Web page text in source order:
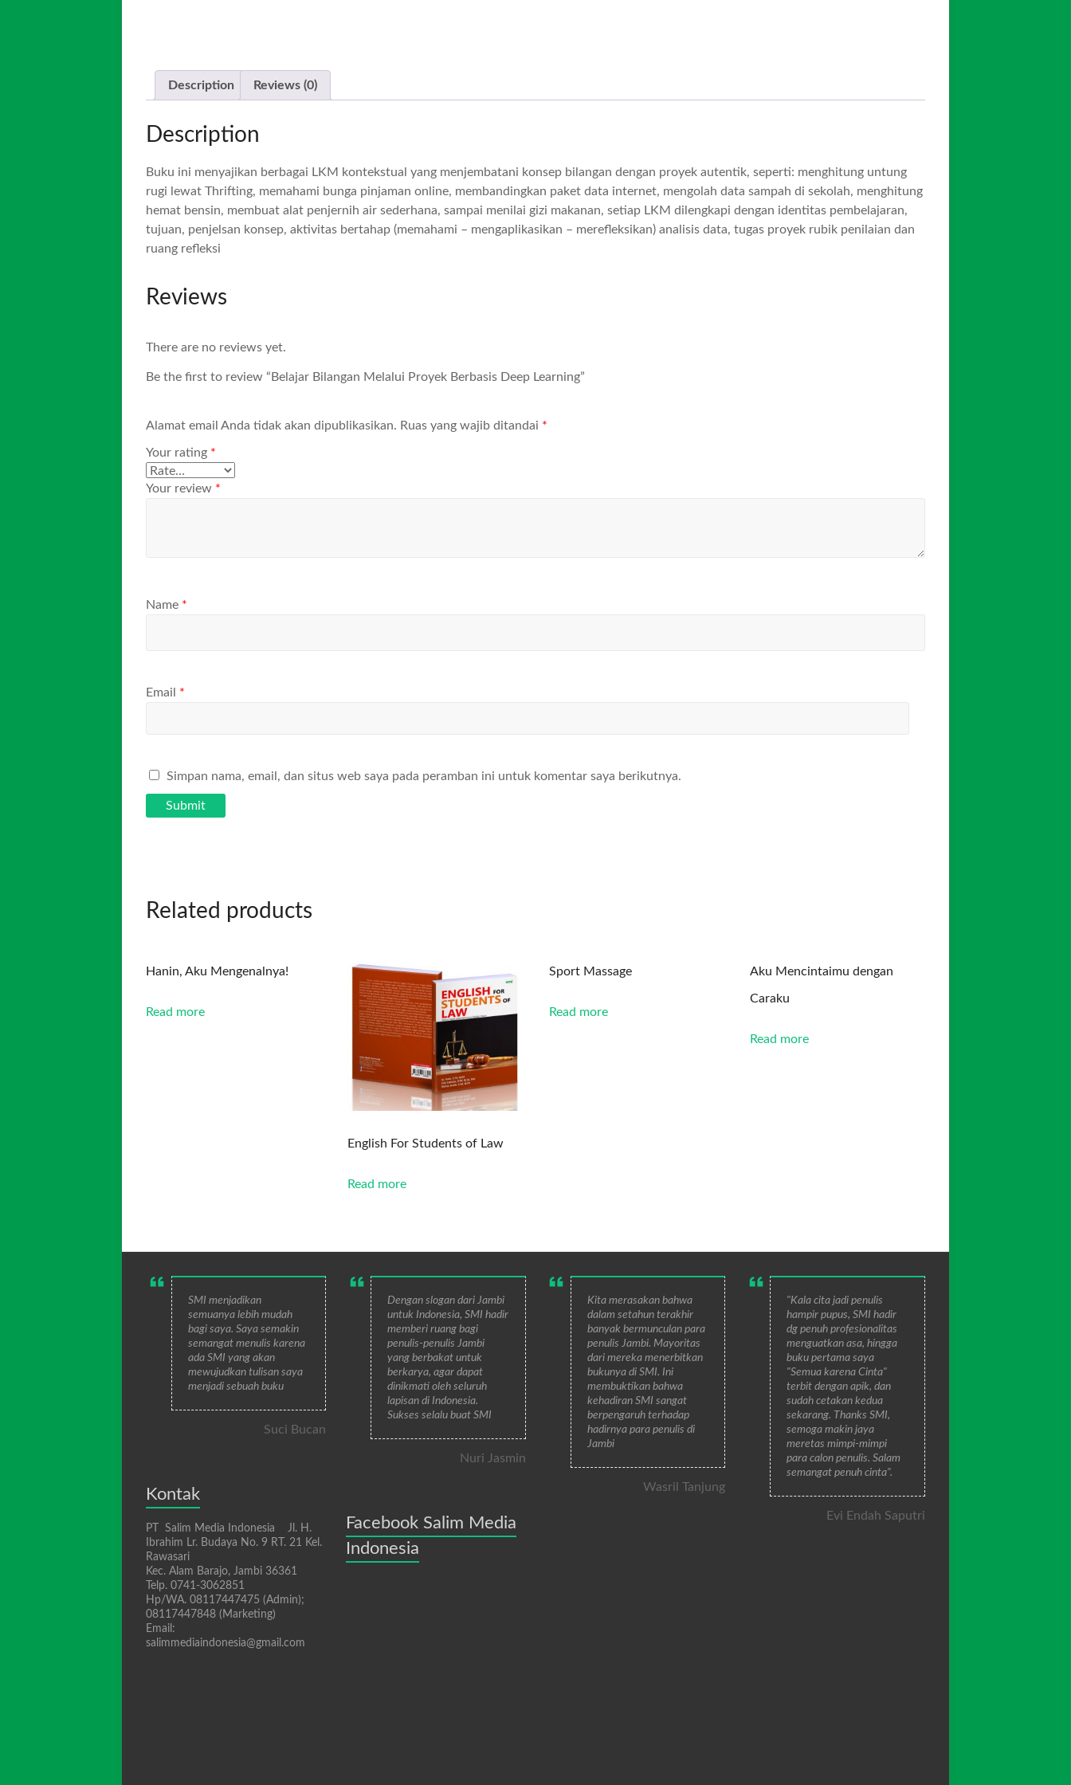
Description Reviews (0)
Description
Buku ini menyajikan berbagai LKM kontekstual yang menjembatani konsep bilangan dengan proyek autentik, seperti: menghitung untung
rugi lewat Thrifting, memahami bunga pinjaman online, membandingkan paket data internet, mengolah data sampah di sekolah, menghitung
hemat bensin, membuat alat penjernih air sederhana, sampai menilai gizi makanan, setiap LKM dilengkapi dengan identitas pembelajaran,
tujuan, penjelsan konsep, aktivitas bertahap (memahami – mengaplikasikan – merefleksikan) analisis data, tugas proyek rubik penilaian dan
ruang refleksi
Reviews
There are no reviews yet.
Be the first to review “Belajar Bilangan Melalui Proyek Berbasis Deep Learning”
Alamat email Anda tidak akan dipublikasikan. Ruas yang wajib ditandai *
Your rating *
Your review *
Name *
Email *
Simpan nama, email, dan situs web saya pada peramban ini untuk komentar saya berikutnya.
Related products
Hanin, Aku Mengenalnya!
Read more
English For Students of Law
Read more
Sport Massage
Read more
Aku Mencintaimu dengan
Caraku
Read more
SMI menjadikan
semuanya lebih mudah
bagi saya. Saya semakin
semangat menulis karena
ada SMI yang akan
mewujudkan tulisan saya
menjadi sebuah buku
Suci Bucan
Kontak
PT Salim Media Indonesia Jl. H.
Ibrahim Lr. Budaya No. 9 RT. 21 Kel.
Rawasari
Kec. Alam Barajo, Jambi 36361
Telp. 0741-3062851
Hp/WA. 08117447475 (Admin);
08117447848 (Marketing)
Email:
salimmediaindonesia@gmail.com
Dengan slogan dari Jambi
untuk Indonesia, SMI hadir
memberi ruang bagi
penulis-penulis Jambi
yang berbakat untuk
berkarya, agar dapat
dinikmati oleh seluruh
lapisan di Indonesia.
Sukses selalu buat SMI
Nuri Jasmin
Facebook Salim Media
Indonesia
Kita merasakan bahwa
dalam setahun terakhir
banyak bermunculan para
penulis Jambi. Mayoritas
dari mereka menerbitkan
bukunya di SMI. Ini
membuktikan bahwa
kehadiran SMI sangat
berpengaruh terhadap
hadirnya para penulis di
Jambi
Wasril Tanjung
"Kala cita jadi penulis
hampir pupus, SMI hadir
dg penuh profesionalitas
menguatkan asa, hingga
buku pertama saya
"Semua karena Cinta"
terbit dengan apik, dan
sudah cetakan kedua
sekarang. Thanks SMI,
semoga makin jaya
meretas mimpi-mimpi
para calon penulis. Salam
semangat penuh cinta".
Evi Endah Saputri